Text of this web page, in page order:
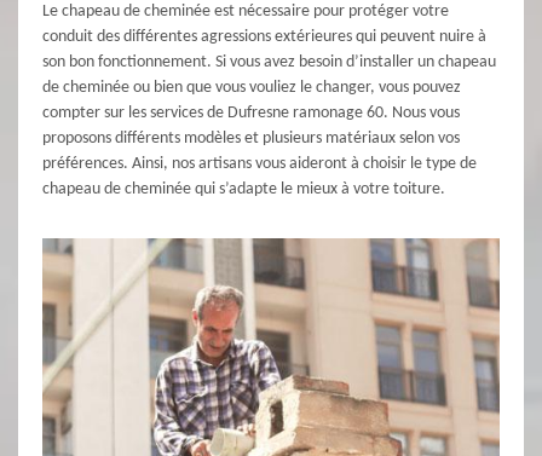
Le chapeau de cheminée est nécessaire pour protéger votre
conduit des différentes agressions extérieures qui peuvent nuire à
son bon fonctionnement. Si vous avez besoin d’installer un chapeau
de cheminée ou bien que vous vouliez le changer, vous pouvez
compter sur les services de Dufresne ramonage 60. Nous vous
proposons différents modèles et plusieurs matériaux selon vos
préférences. Ainsi, nos artisans vous aideront à choisir le type de
chapeau de cheminée qui s’adapte le mieux à votre toiture.